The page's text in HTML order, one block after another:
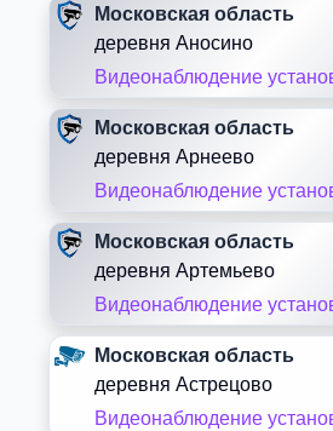
Московская область
деревня Аносино
Видеонаблюдение
Московская область
деревня Арнеево
Видеонаблюдение
Московская область
деревня Артемьево
Видеонаблюдение
Московская область
деревня Астрецово
Видеонаблюдение